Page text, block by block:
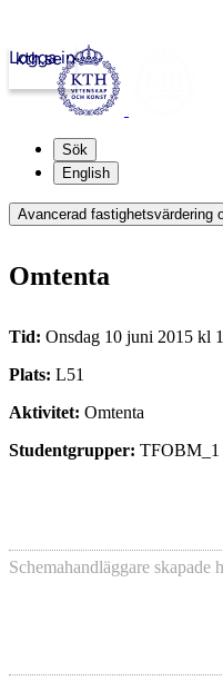
kth.se
Logga in
Sök
English
Avancerad fastighetsvärdering
Omtenta
Tid: Onsdag 10 juni 2015 kl
Plats: L51
Aktivitet: Omtenta
Studentgrupper: TFOBM_1
Schemahandläggare skapade